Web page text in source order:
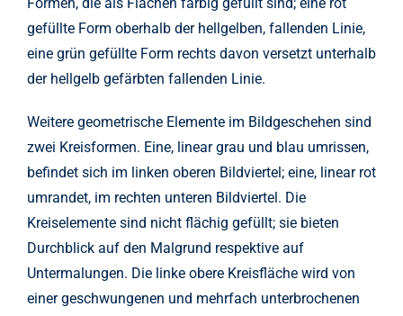
Formen, die als Flächen farbig gefüllt sind; eine rot
gefüllte Form oberhalb der hellgelben, fallenden Linie,
eine grün gefüllte Form rechts davon versetzt unterhalb
der hellgelb gefärbten fallenden Linie.
Weitere geometrische Elemente im Bildgeschehen sind
zwei Kreisformen. Eine, linear grau und blau umrissen,
befindet sich im linken oberen Bildviertel; eine, linear rot
umrandet, im rechten unteren Bildviertel. Die
Kreiselemente sind nicht flächig gefüllt; sie bieten
Durchblick auf den Malgrund respektive auf
Untermalungen. Die linke obere Kreisfläche wird von
einer geschwungenen und mehrfach unterbrochenen